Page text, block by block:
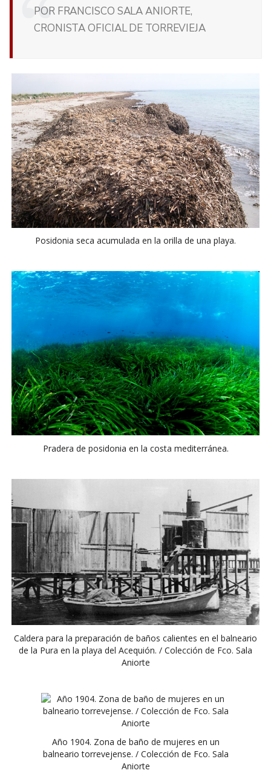
POR FRANCISCO SALA ANIORTE,
CRONISTA OFICIAL DE TORREVIEJA
Posidonia seca acumulada en la orilla de una playa.
Pradera de posidonia en la costa mediterránea.
Caldera para la preparación de baños calientes en el balneario
de la Pura en la playa del Acequión. / Colección de Fco. Sala
Aniorte
Año 1904. Zona de baño de mujeres en un
balneario torrevejense. / Colección de Fco. Sala
Aniorte